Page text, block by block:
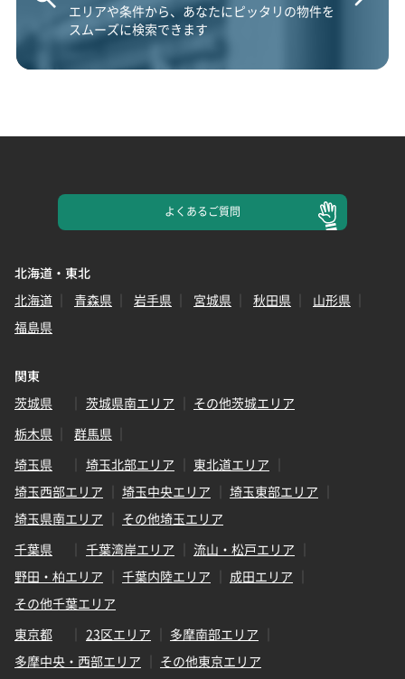
エリアや条件から、あなたにピッタリの物件を
スムーズに検索できます
よくあるご質問
北海道・東北
北海道
青森県 岩手県 宮城県 秋田県
山形県
福島県
関東
茨城県
茨城県南エリア
その他茨城エリア
栃木県
群馬県
埼玉県
埼玉北部エリア
東北道エリア
埼玉西部エリア
埼玉中央エリア
埼玉東部エリア
埼玉県南エリア
その他埼玉エリア
千葉県
千葉湾岸エリア
流山・松戸エリア
野田・柏エリア
千葉内陸エリア
成田エリア
その他千葉エリア
東京都
23区エリア
多摩南部エリア
多摩中央・西部エリア
その他東京エリア